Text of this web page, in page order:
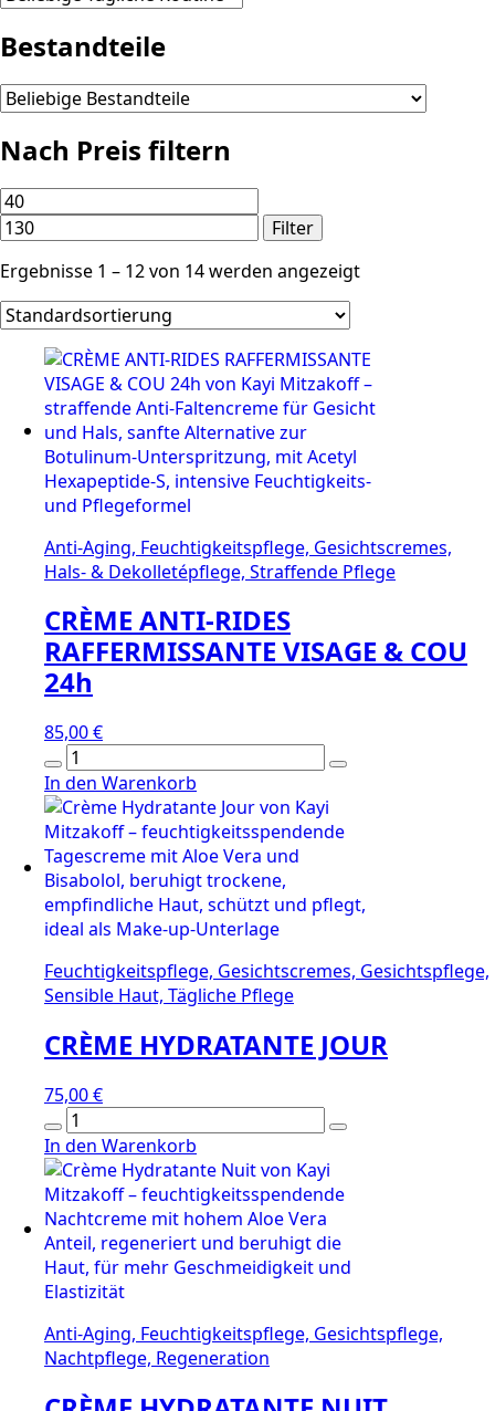
Bestandteile
Nach Preis filtern
Min.
Preis
Preis
Filter
Ergebnisse 1 – 12 von 14 werden angezeigt
Anti-Aging, Feuchtigkeitspflege, Gesichtscremes,
Hals- & Dekolletépflege, Straffende Pflege
CRÈME ANTI-RIDES
RAFFERMISSANTE VISAGE & COU
24h
85,00€
CRÈME
ANTI-
RIDES
RAFFERMISSANTE
VISAGE
&
COU
24h
In den Warenkorb
Feuchtigkeitspflege, Gesichtscremes, Gesichtspflege,
Sensible Haut, Tägliche Pflege
CRÈME HYDRATANTE JOUR
75,00€
CRÈME
HYDRATANTE
JOUR
Menge
In den Warenkorb
Anti-Aging, Feuchtigkeitspflege, Gesichtspflege,
Nachtpflege, Regeneration